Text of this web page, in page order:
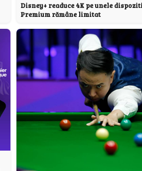
Disney+ readuce 4K pe unele
Premium rămâne limitat